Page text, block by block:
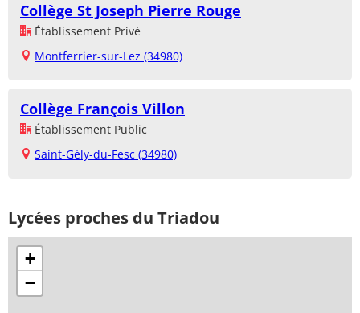
Collège St Joseph Pierre Rouge
Établissement Privé
Montferrier-sur-Lez (34980)
Collège François Villon
Établissement Public
Saint-Gély-du-Fesc (34980)
Lycées proches du Triadou
+
−